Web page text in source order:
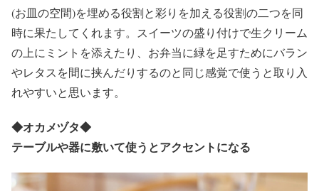
(お皿の空間)を埋める役割と彩りを加える役割の二つを同
時に果たしてくれます。スイーツの盛り付けで生クリーム
の上にミントを添えたり、お弁当に緑を足すためにバラン
やレタスを間に挟んだりするのと同じ感覚で使うと取り入
れやすいと思います。
◆オカメヅタ◆
テーブルや器に敷いて使うとアクセントになる